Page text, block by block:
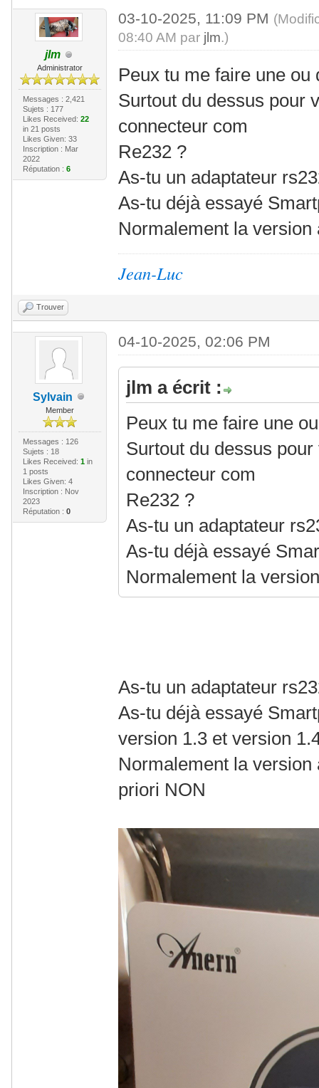
jlm
Administrator
Messages : 2,421
Sujets : 177
Likes Received: 22
in 21 posts
Likes Given: 33
Inscription : Mar
2022
Réputation : 6
03-10-2025, 11:09 PM
08:40 AM par jlm.)
Peux tu me faire une
Surtout du dessus pour
connecteur com
Re232 ?
As-tu un adaptateur
As-tu déjà essayé
Normalement la
Jean-Luc
Trouver
Sylvain
Member
Messages : 126
Sujets : 18
Likes Received: 1in
1 posts
Likes Given: 4
Inscription : Nov
2023
Réputation : 0
04-10-2025, 02:06 PM
jlm a écrit :
Peux tu me faire une
Surtout du dessus
connecteur com
Re232 ?
As-tu un adaptateur
As-tu déjà essayé
Normalement la
As-tu un adaptateur
As-tu déjà essayé
version 1.3 et version
Normalement la
priori NON